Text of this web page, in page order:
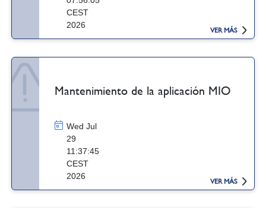
CEST
2026
VER MÁS
Mantenimiento de la aplicación MIO
Wed Jul
29
11:37:45
CEST
2026
VER MÁS